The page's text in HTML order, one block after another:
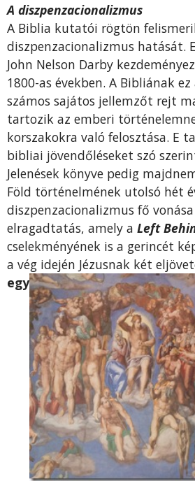
A diszpenzacionalizmus
A Biblia kutatói rögtön
diszpenzacionalizmus hatását.
John Nelson Darby
1800-as években. A Bibliának
számos sajátos jellemzőt rejt
tartozik az emberi
korszakokra való felosztása. E
bibliai jöven­dőléseket szó
Jelenések könyve pedig
Föld történelmének utolsó hét
diszpenzacionalizmus fő
elragadtatás, amely a Left
cselekményének is a gerincét
a vég idején Jézusnak két
egy